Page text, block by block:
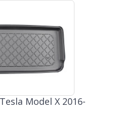
Model X 2016-